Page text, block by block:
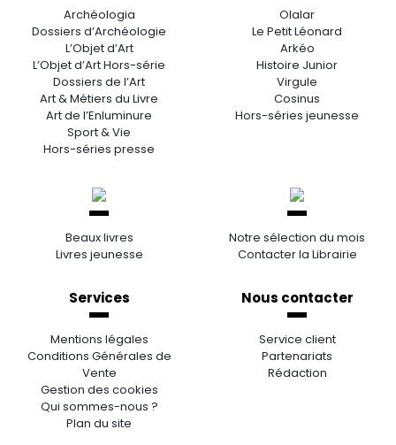
Archéologia
Dossiers d’Archéologie
L’Objet d’Art
L’Objet d’Art Hors-série
Dossiers de l’Art
Art & Métiers du Livre
Art de l’Enluminure
Sport & Vie
Hors-séries presse
Olalar
Le Petit Léonard
Arkéo
Histoire Junior
Virgule
Cosinus
Hors-séries jeunesse
Beaux livres
Livres jeunesse
Notre sélection du mois
Contacter la Librairie
Services
Mentions légales
Conditions Générales de
Vente
Gestion des cookies
Qui sommes-nous ?
Plan du site
Nous contacter
Service client
Partenariats
Rédaction